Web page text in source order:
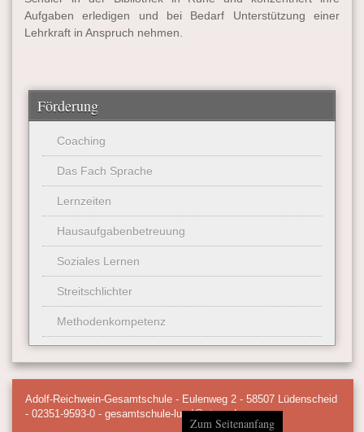
Aufgaben erledigen und bei Bedarf Unterstützung einer
Lehrkraft in Anspruch nehmen.
Förderung
Coaching
Das Fach Sprache
Lernzeiten
Hausaufgabenbetreuung
Soziales Lernen
Streitschlichter
Methodenkompetenz
Adolf-Reichwein-Gesamtschule - Eulenweg 2 - 58507 Lüdenscheid
- 02351-9593-0 - gesamtschule-lued@starg.de
Zum Seitenanfang